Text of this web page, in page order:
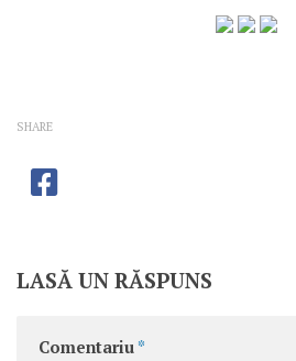
SHARE
LASĂ UN RĂSPUNS
Comentariu *